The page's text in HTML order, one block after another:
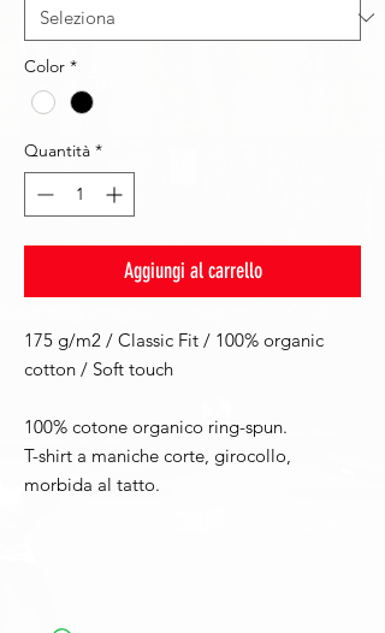
Color *
Quantità *
Aggiungi al carrello
175 g/m2 / Classic Fit / 100% organic
cotton / Soft touch
100% cotone organico ring-spun.
T-shirt a maniche corte, girocollo,
morbida al tatto.